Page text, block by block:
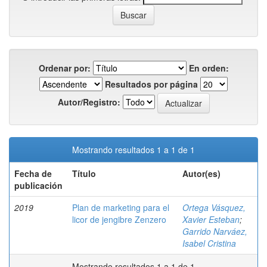
Ordenar por:
En orden:
Resultados por página
Autor/Registro:
Mostrando resultados 1 a 1 de 1
Fecha de
publicación
Título Autor(es)
2019
Plan de marketing para el
licor de jengibre Zenzero
Ortega Vásquez,
Xavier Esteban;
Garrido Narváez,
Isabel Cristina